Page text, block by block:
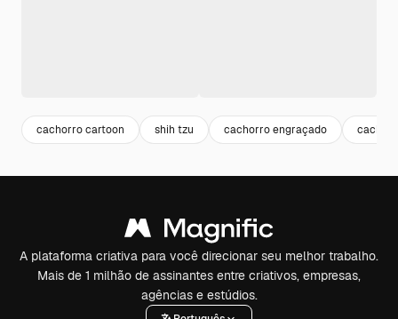
cachorro cartoon shih tzu cachorro engraçado
A plataforma criativa para você direcionar seu melhor trabalho.
Mais de 1 milhão de assinantes entre criativos, empresas,
agências e estúdios.